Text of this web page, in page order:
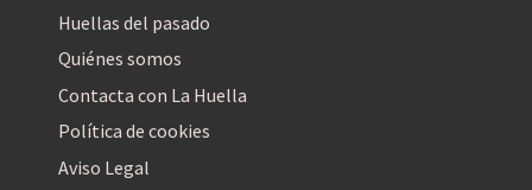
Huellas del pasado
Quiénes somos
Contacta con La Huella
Política de cookies
Aviso Legal